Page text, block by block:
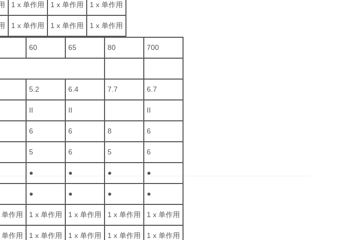
1 x 单作用 1 x 单作用 1 x 单作用
1 x 单作用 1 x 单作用 1 x 单作用
60 65 80 700
5.2 6.4 7.7 6.7
II II II
6 6 8 6
5 6 5 6
● ● ● ●
● ● ● ●
作用 1 x 单作用 1 x 单作用 1 x 单作用 1 x 单作用
作用 1 x 单作用 1 x 单作用 1 x 单作用 1 x 单作用